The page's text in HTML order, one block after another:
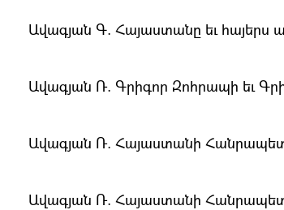
Ավագյան Գ. Հայաստանը եւ հայերս
Ավագյան Ռ. Գրիգոր Զոհրապի եւ
Ավագյան Ռ. Հայաստանի
Ավագյան Ռ. Հայաստանի